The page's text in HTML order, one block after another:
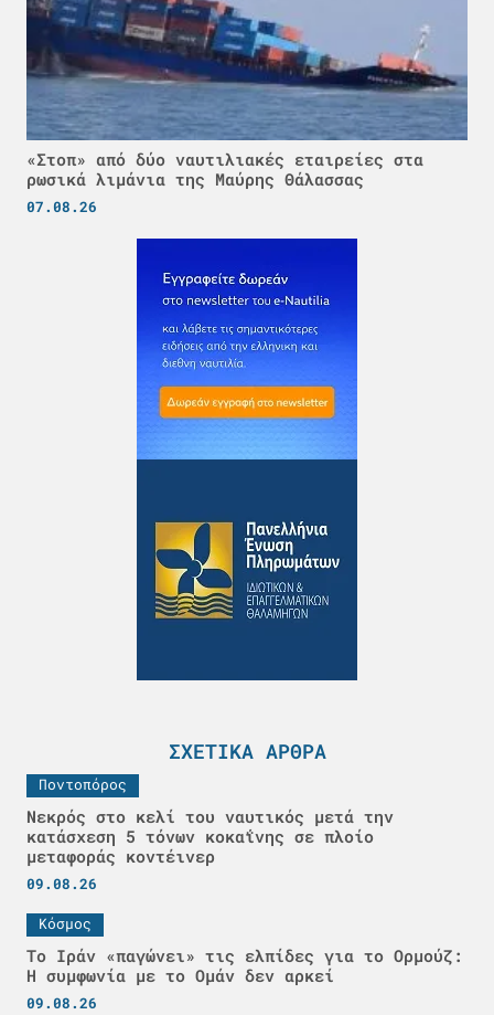
«Στοπ» από δύο ναυτιλιακές εταιρείες στα
ρωσικά λιμάνια της Μαύρης Θάλασσας
07.08.26
ΣΧΕΤΙΚΆ ΆΡΘΡΑ
Ποντοπόρος
Νεκρός στο κελί του ναυτικός μετά την
κατάσχεση 5 τόνων κοκαΐνης σε πλοίο
μεταφοράς κοντέινερ
09.08.26
Κόσμος
Το Ιράν «παγώνει» τις ελπίδες για το Ορμούζ:
Η συμφωνία με το Ομάν δεν αρκεί
09.08.26